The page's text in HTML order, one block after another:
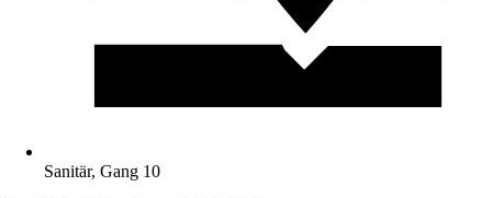
Sanitär, Gang 10